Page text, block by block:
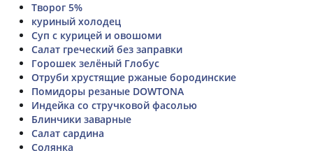
Творог 5%
куриный холодец
Суп с курицей и овошоми
Салат греческий без заправки
Горошек зелёный Глобус
Отруби хрустящие ржаные бородинские
Помидоры резаные DOWTONA
Индейка со стручковой фасолью
Блинчики заварные
Салат сардина
Солянка